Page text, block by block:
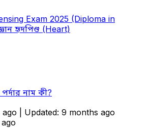
Exam 2025 (Diploma in
হৃদপিণ্ড (Heart)
নাম কী?
| Updated: 9 months ago